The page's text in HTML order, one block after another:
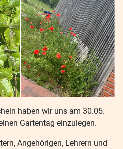
haben wir uns am 30.05.
Gartentag einzulegen.
Angehörigen, Lehrern und